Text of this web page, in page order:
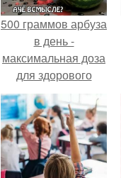
500 граммов арбуза
в день -
максимальная доза
для здорового
взрослого,
предупредили
врачи.